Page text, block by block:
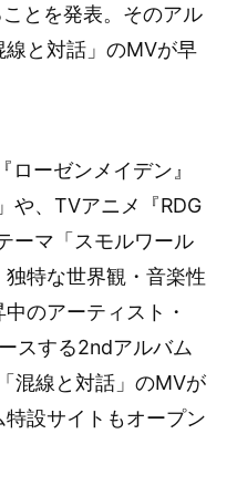
とを発表。そのアル
と対話」のMVが早
ーゼンメイデン』
や、TVアニメ『RDG
ーマ「スモルワール
独特な世界観・音楽性
のアーティスト・
スする2ndアルバム
混線と対話」のMVが
設サイトもオープン